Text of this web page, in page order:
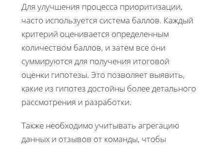
Для улучшения процесса приоритизации,
часто используется система баллов. Каждый
критерий оценивается определенным
количеством баллов, и затем все они
суммируются для получения итоговой
оценки гипотезы. Это позволяет выявить,
какие из гипотез достойны более детального
рассмотрения и разработки.
Также необходимо учитывать агрегацию
данных и отзывов от команды, чтобы